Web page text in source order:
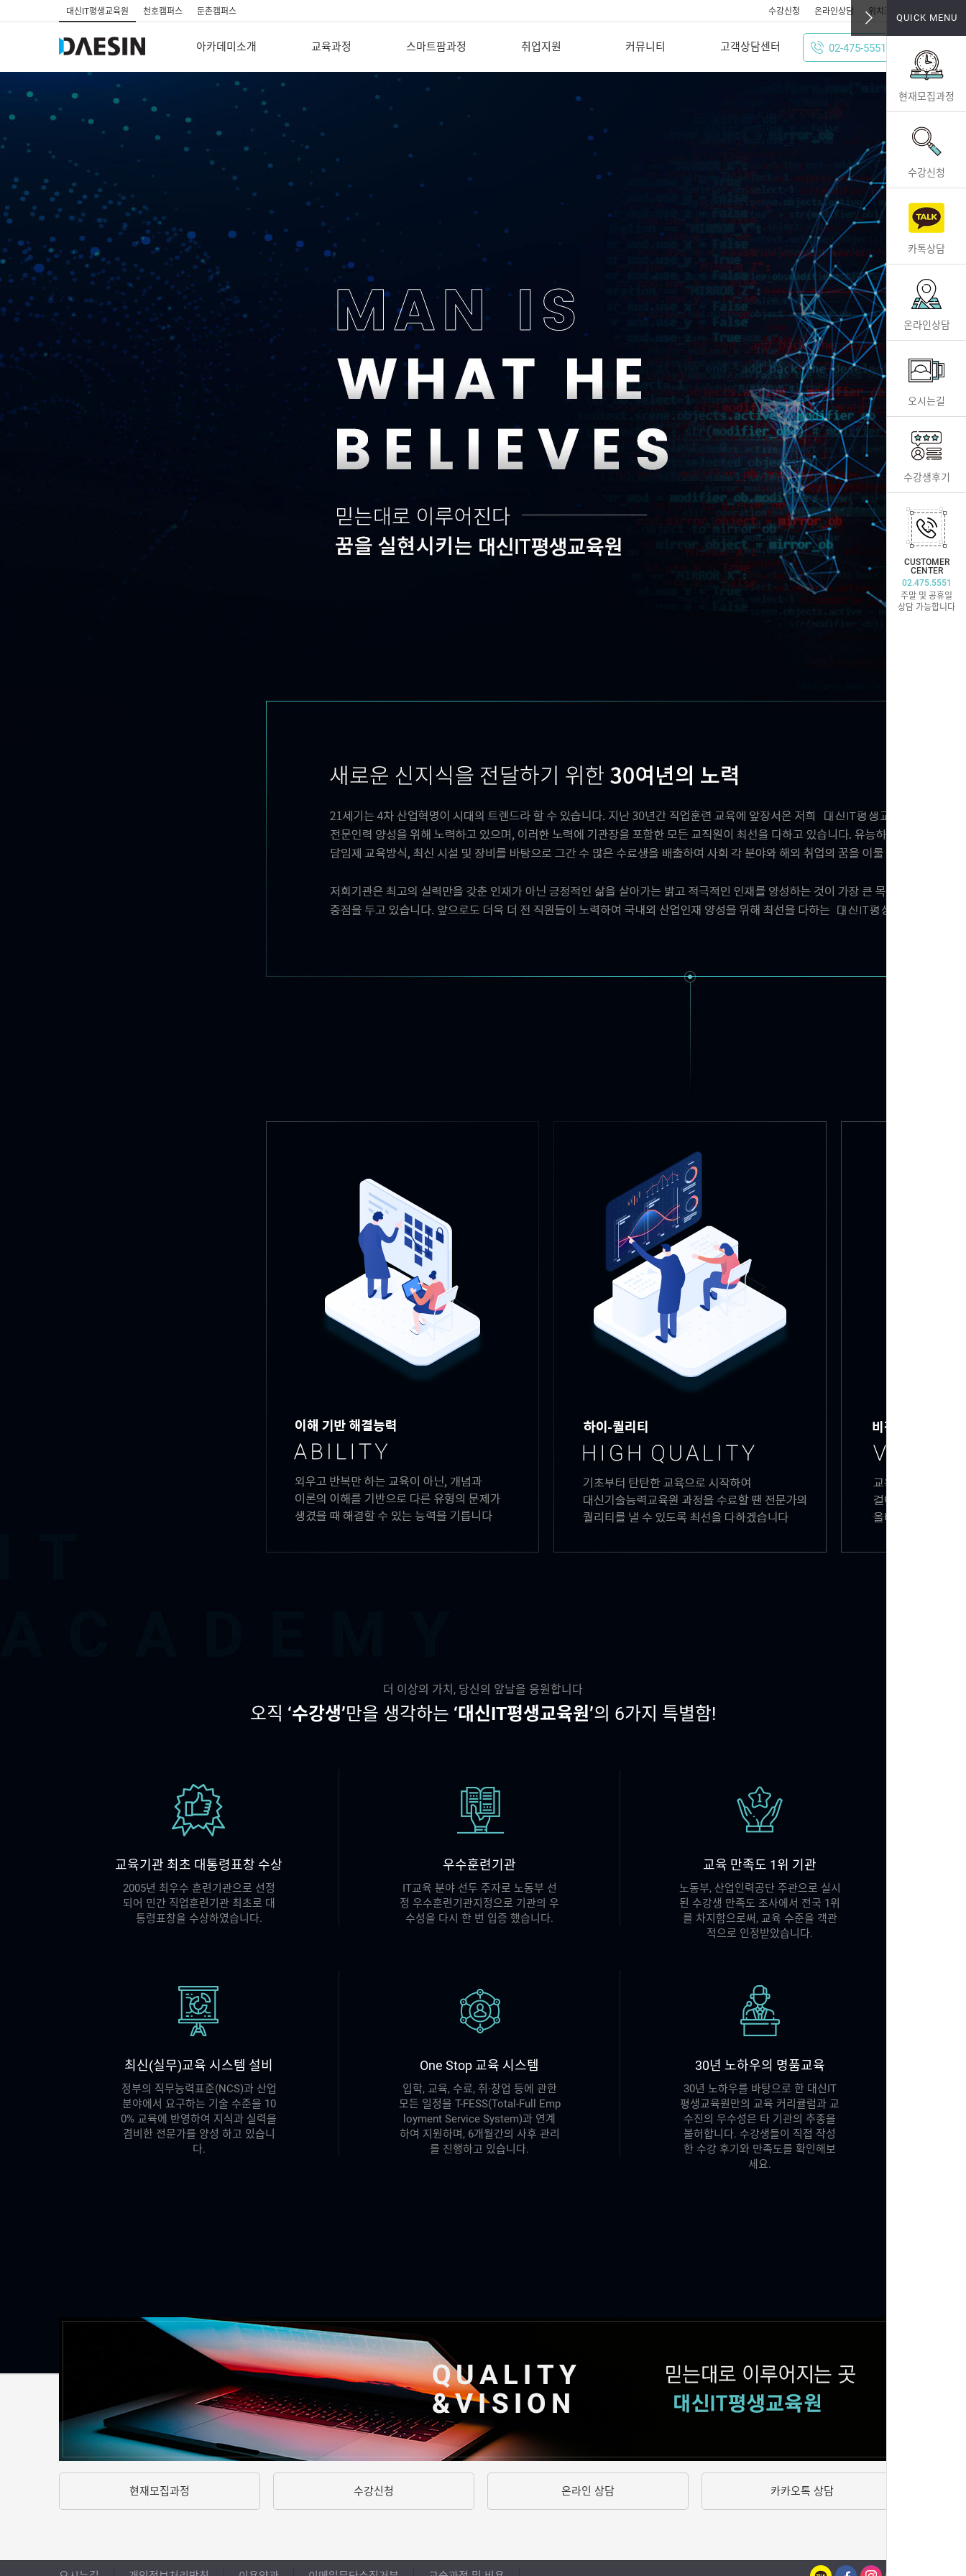
대신IT평생교육원 천호캠퍼스 둔촌캠퍼스 수강신청 온라인상담 위치조회
아카데미소개 교육과정 스마트팜과정 취업지원 커뮤니티 고객상담센터 02-475-5551
QUICK MENU
현재모집과정
수강신청
카톡상담
온라인상담
오시는길
수강생후기
CUSTOMER
CENTER
02.475.5551
주말 및 공휴일
상담 가능합니다
더 이상의 가치, 당신의 앞날을 응원합니다
오직 ‘수강생’만을 생각하는 ‘대신IT평생교육원’의 6가지 특별함!
교육기관 최초 대통령표창 수상
2005년 최우수 훈련기관으로 선정
되어 민간 직업훈련기관 최초로 대
통령표창을 수상하였습니다.
우수훈련기관
IT교육 분야 선두 주자로 노동부 선
정 우수훈련기관지정으로 기관의 우
수성을 다시 한 번 입증 했습니다.
교육 만족도 1위 기관
노동부, 산업인력공단 주관으로 실시
된 수강생 만족도 조사에서 전국 1위
를 차지함으로써, 교육 수준을 객관
적으로 인정받았습니다.
최신(실무)교육 시스템 설비
정부의 직무능력표준(NCS)과 산업
분야에서 요구하는 기술 수준을 10
0% 교육에 반영하여 지식과 실력을
겸비한 전문가를 양성 하고 있습니
다.
One Stop 교육 시스템
입학, 교육, 수료, 취·창업 등에 관한
모든 일정을 T-FESS(Total-Full Emp
loyment Service System)과 연계
하여 지원하며, 6개월간의 사후 관리
를 진행하고 있습니다.
30년 노하우의 명품교육
30년 노하우를 바탕으로 한 대신IT
평생교육원만의 교육 커리큘럼과 교
수진의 우수성은 타 기관의 추종을
불허합니다. 수강생들이 직접 작성
한 수강 후기와 만족도를 확인해보
세요.
현재모집과정 수강신청 온라인 상담 카카오톡 상담